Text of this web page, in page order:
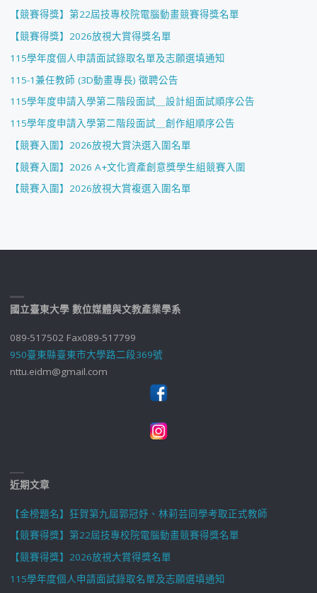
【競賽得獎】第22屆技專校院電腦動畫競賽得獎名單
【競賽得獎】2026放視大賞得獎名單
115學年度個人申請面試錄取名單及志願選填通知
115-1兼任教師 (3D動畫專長) 徵聘公告
115學年度申請入學第二階段面試＿設計組面試順序公告
115學年度申請入學第二階段面試＿創作組順序公告
【競賽入圍】2026放視大賞決選入圍名單
【競賽入圍】2026 A+文化資產創意獎學生組競賽入圍
【競賽入圍】2026放視大賞複選入圍名單
國立臺東大學 數位媒體與文教產業學系
089-517502 Fax089-517799
950臺東縣臺東市大學路二段369號
nttu.eidm@gmail.com
近期文章
【金榜題名】狂賀第九屆郭冠妤、林莉芸同學考取正式教師
【競賽得獎】第22屆技專校院電腦動畫競賽得獎名單
【競賽得獎】2026放視大賞得獎名單
115學年度個人申請面試錄取名單及志願選填通知